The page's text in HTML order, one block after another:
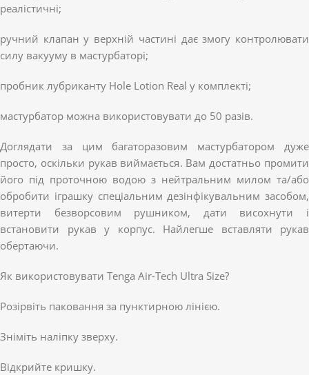
реалістичні;
ручний клапан у верхній частині дає змогу контролювати
силу вакууму в мастурбаторі;
пробник лубриканту Hole Lotion Real у комплекті;
мастурбатор можна використовувати до 50 разів.
Доглядати за цим багаторазовим мастурбатором дуже
просто, оскільки рукав виймається. Вам достатньо промити
його під проточною водою з нейтральним милом та/або
обробити іграшку спеціальним дезінфікувальним засобом,
витерти безворсовим рушником, дати висохнути і
встановити рукав у корпус. Найлегше вставляти рукав
обертаючи.
Як використовувати Tenga Air-Tech Ultra Size?
Розірвіть паковання за пунктирною лінією.
Зніміть наліпку зверху.
Відкрийте кришку.